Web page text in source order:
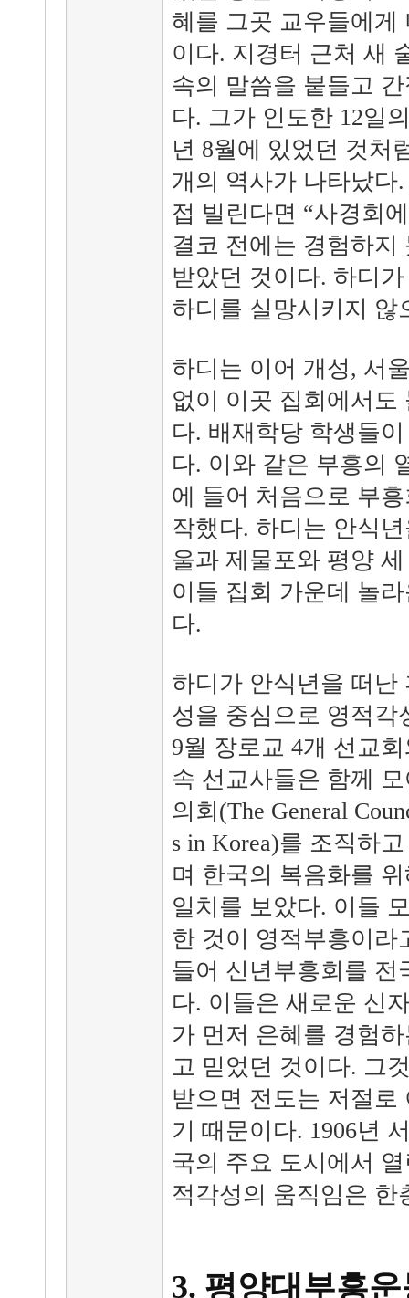
혜를 그곳 교우들에게
이다. 지경터 근처 새
속의 말씀을 붙들고
다. 그가 인도한 12일
년 8월에 있었던 것처
개의 역사가 나타났다
접 빌린다면 “사경회
결코 전에는 경험하지
받았던 것이다. 하디
하디를 실망시키지 않
하디는 이어 개성, 서
없이 이곳 집회에서도
다. 배재학당 학생들
다. 이와 같은 부흥의
에 들어 처음으로 부
작했다. 하디는 안식
울과 제물포와 평양
이들 집회 가운데 놀
다.
하디가 안식년을 떠난
성을 중심으로 영적각
9월 장로교 4개 선교
속 선교사들은 함께
의회(The General
s in Korea)를 조직하
며 한국의 복음화를
일치를 보았다. 이들
한 것이 영적부흥이라
들어 신년부흥회를 전
다. 이들은 새로운 신
가 먼저 은혜를 경험
고 믿었던 것이다. 그
받으면 전도는 저절로
기 때문이다. 1906년
국의 주요 도시에서
적각성의 움직임은 한
3. 평양대부흥